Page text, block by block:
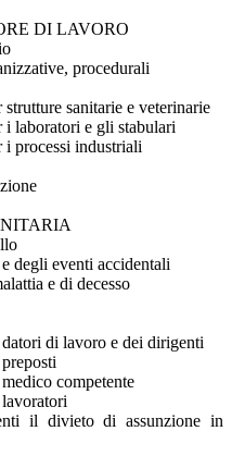
DI LAVORO
procedurali
sanitarie e veterinarie
laboratori e gli stabulari
processi industriali
degli eventi accidentali
e di decesso
di lavoro e dei dirigenti
competente
il divieto di assunzione in